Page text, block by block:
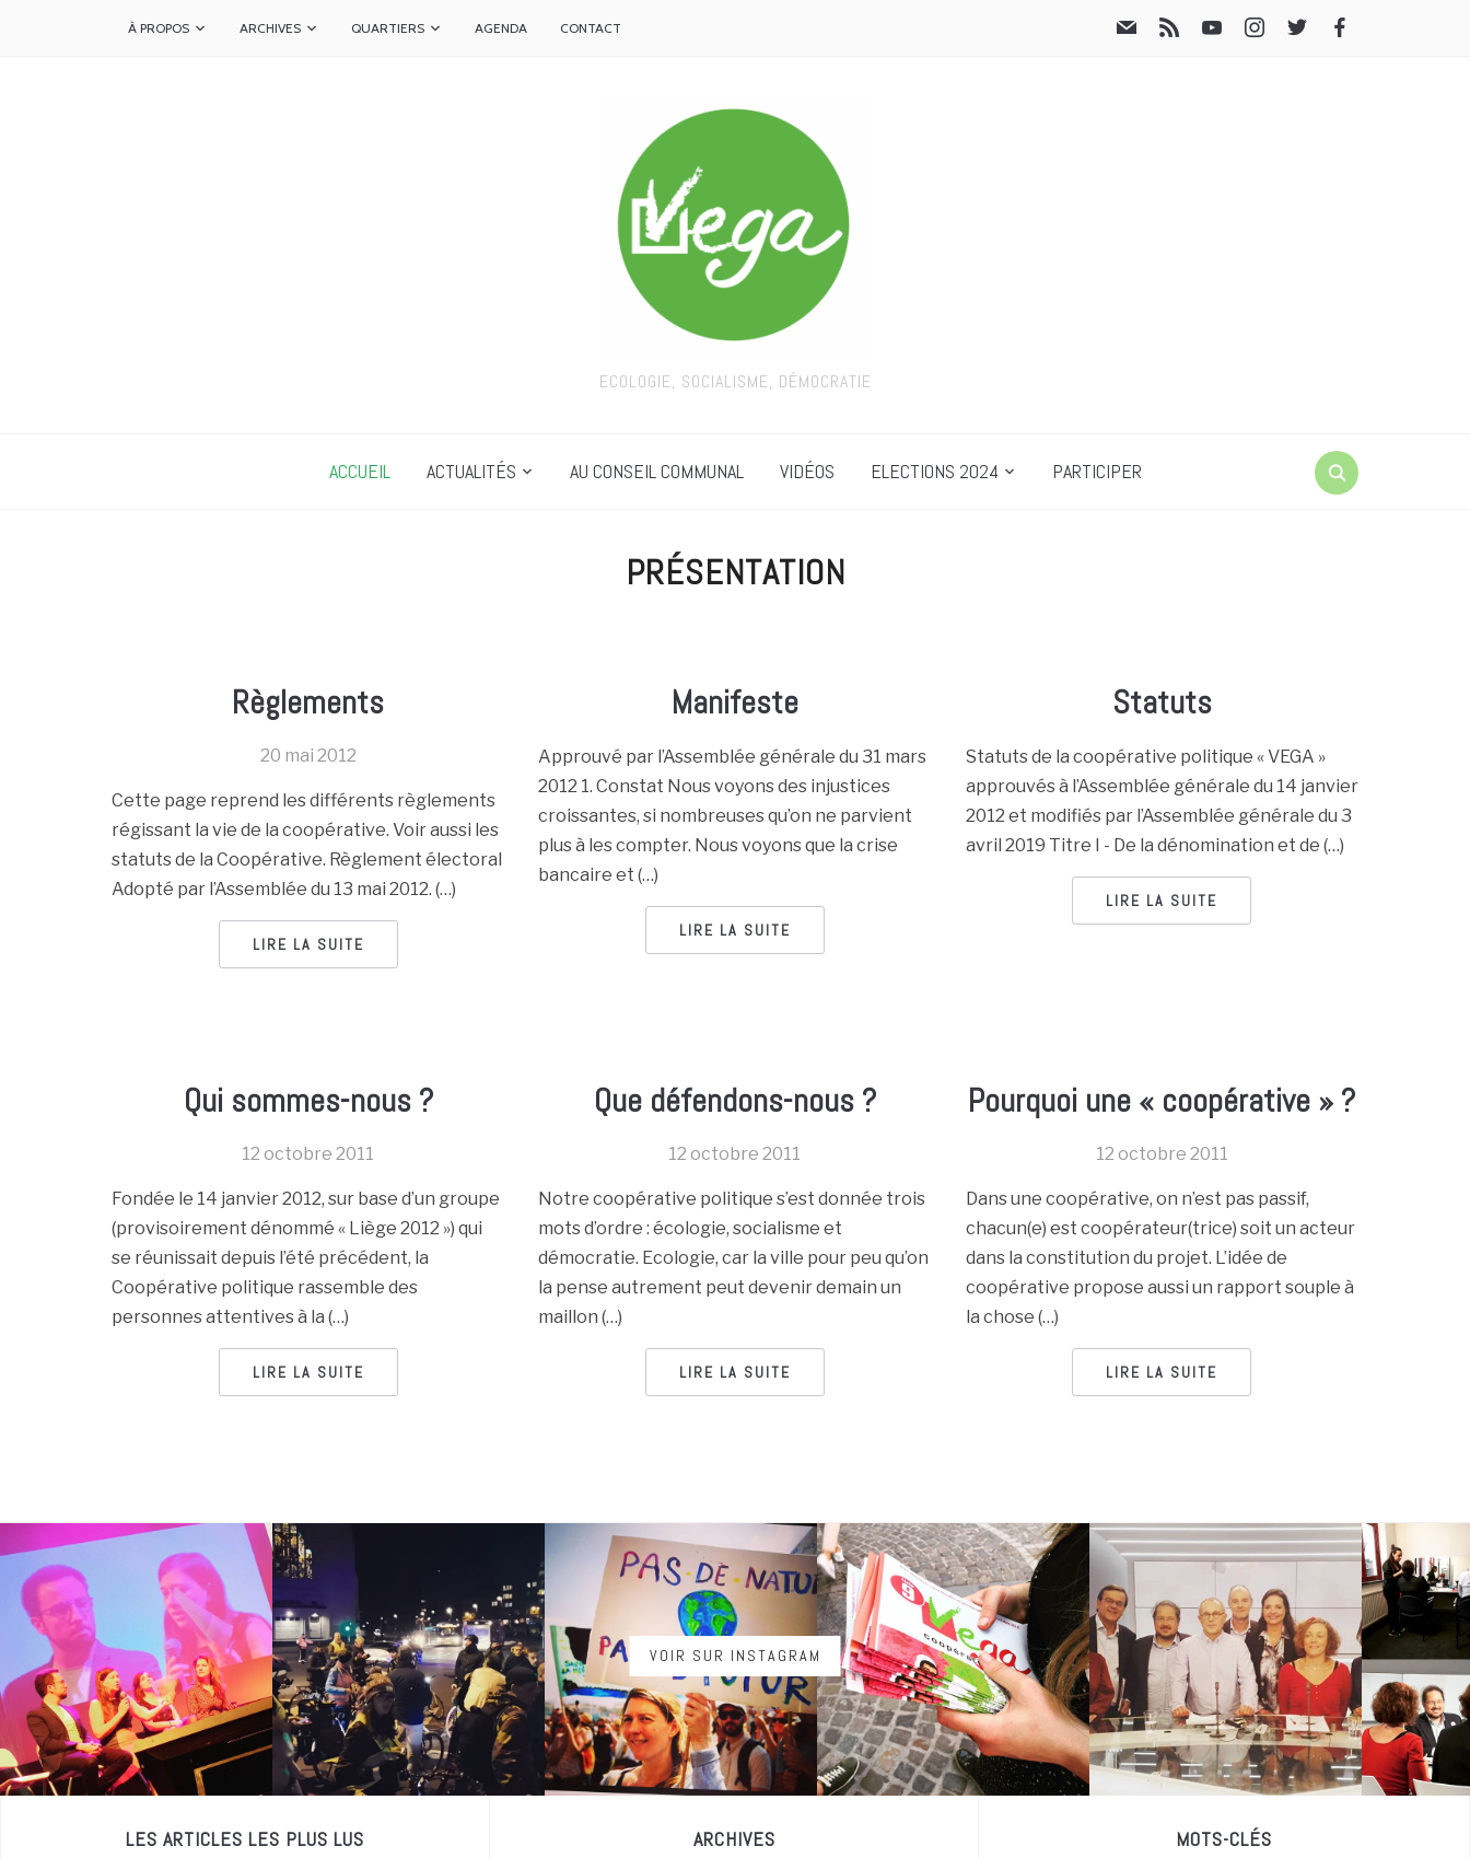
À PROPOS ARCHIVES QUARTIERS AGENDA CONTACT
ECOLOGIE, SOCIALISME, DÉMOCRATIE
ACCUEIL ACTUALITÉS AU CONSEIL COMMUNAL VIDÉOS ELECTIONS 2024 PARTICIPER
PRÉSENTATION
Règlements
20 mai 2012
Cette page reprend les différents règlements
régissant la vie de la coopérative. Voir aussi les
statuts de la Coopérative. Règlement électoral
Adopté par l’Assemblée du 13 mai 2012. (…)
LIRE LA SUITE
Manifeste
Approuvé par l’Assemblée générale du 31 mars
2012 1. Constat Nous voyons des injustices
croissantes, si nombreuses qu’on ne parvient
plus à les compter. Nous voyons que la crise
bancaire et (…)
LIRE LA SUITE
Statuts
Statuts de la coopérative politique « VEGA »
approuvés à l’Assemblée générale du 14 janvier
2012 et modifiés par l’Assemblée générale du 3
avril 2019 Titre I - De la dénomination et de (…)
LIRE LA SUITE
Qui sommes-nous ?
12 octobre 2011
Fondée le 14 janvier 2012, sur base d’un groupe
(provisoirement dénommé « Liège 2012 ») qui
se réunissait depuis l’été précédent, la
Coopérative politique rassemble des
personnes attentives à la (…)
LIRE LA SUITE
Que défendons-nous ?
12 octobre 2011
Notre coopérative politique s’est donnée trois
mots d’ordre : écologie, socialisme et
démocratie. Ecologie, car la ville pour peu qu’on
la pense autrement peut devenir demain un
maillon (…)
LIRE LA SUITE
Pourquoi une « coopérative » ?
12 octobre 2011
Dans une coopérative, on n’est pas passif,
chacun(e) est coopérateur(trice) soit un acteur
dans la constitution du projet. L’idée de
coopérative propose aussi un rapport souple à
la chose (…)
LIRE LA SUITE
VOIR SUR INSTAGRAM
LES ARTICLES LES PLUS LUS ARCHIVES MOTS-CLÉS